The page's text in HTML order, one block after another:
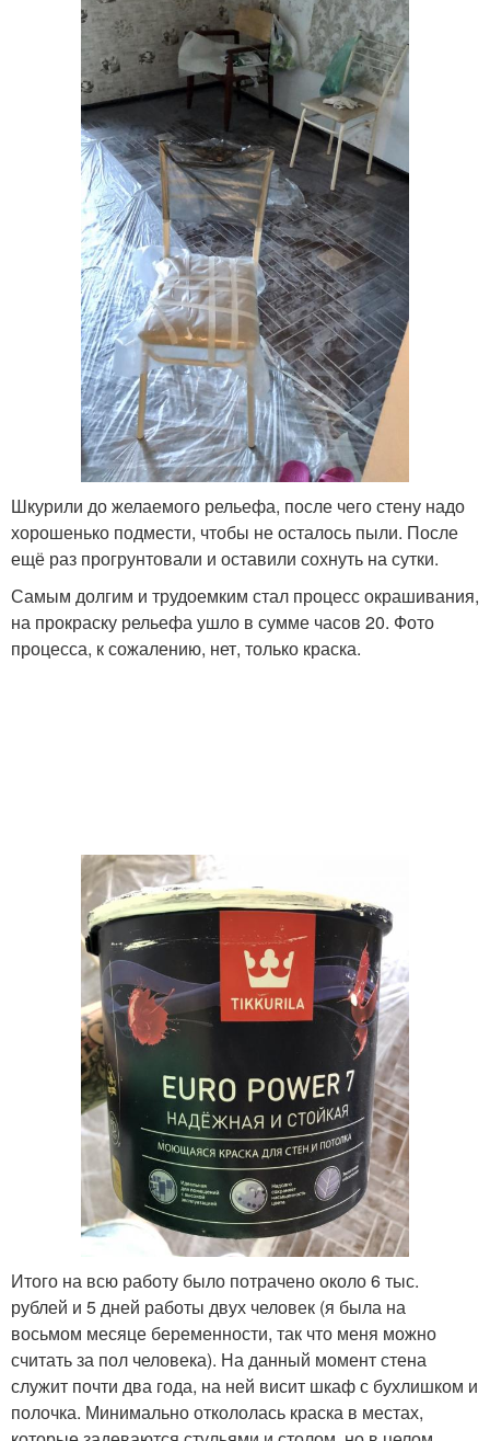
Шкурили до желаемого рельефа, после чего стену надо
хорошенько подмести, чтобы не осталось пыли. После
ещё раз прогрунтовали и оставили сохнуть на сутки.
Самым долгим и трудоемким стал процесс окрашивания,
на прокраску рельефа ушло в сумме часов 20. Фото
процесса, к сожалению, нет, только краска.
Итого на всю работу было потрачено около 6 тыс.
рублей и 5 дней работы двух человек (я была на
восьмом месяце беременности, так что меня можно
считать за пол человека). На данный момент стена
служит почти два года, на ней висит шкаф с бухлишком и
полочка. Минимально откололась краска в местах,